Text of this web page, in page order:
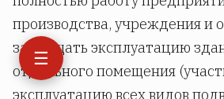
☰
производства, учреждения и
запрещать эксплуатацию
отдельного помещения
эксплуатацию всех видов